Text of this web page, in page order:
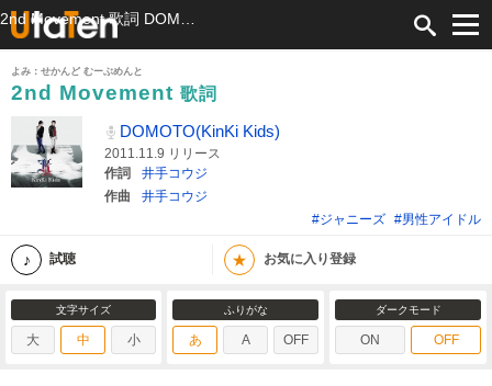
よみ：せかんど むーぶめんと
2nd Movement 歌詞
DOMOTO(KinKi Kids)
2011.11.9 リリース
作詞
井手コウジ
作曲
井手コウジ
#ジャニーズ #男性アイドル
試聴 ★ お気に入り登録
文字サイズ
大 中 小
ふりがな
あ A OFF
ダークモード
ON OFF